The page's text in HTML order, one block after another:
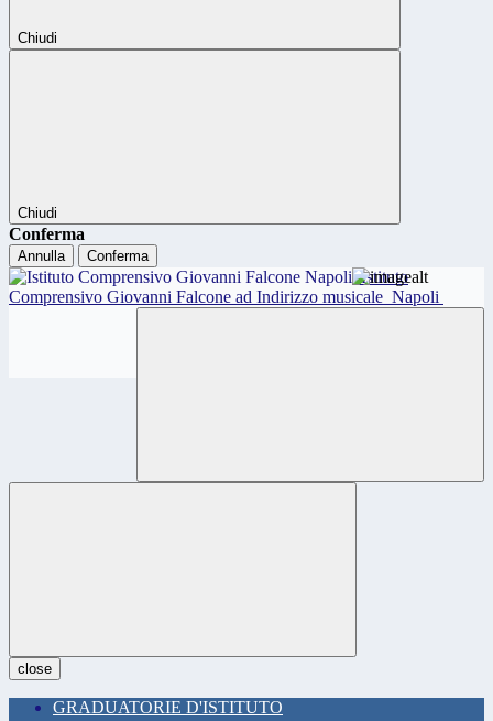
Chiudi
Chiudi
Conferma
Annulla Conferma
Istituto
Comprensivo Giovanni Falcone ad Indirizzo musicale Napoli
close
GRADUATORIE D'ISTITUTO